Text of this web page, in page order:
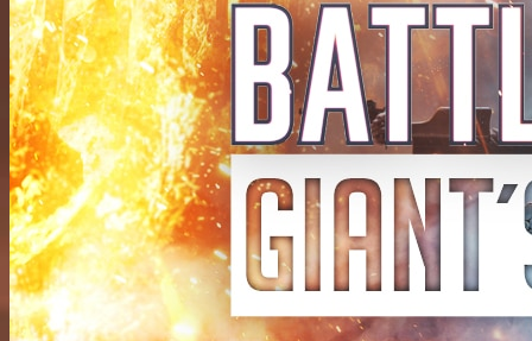
LIVE-SERVICE & BATTLE PASS
VERSIONEN & VORBESTELLER-
SYSTEMANFORDERUNGEN
VIDEOS
BATTLEFIELD V
VERSIONEN & VORBESTELLER-
TIDES OF WAR
SPIELMODI
FIRESTORM (BATTLE ROYALE)